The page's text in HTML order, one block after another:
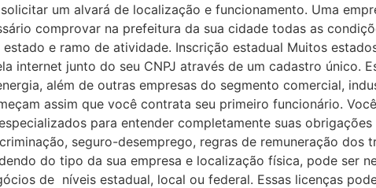
um alvará de localização e funcionamento. Uma
comprovar na prefeitura da sua cidade todas as
e ramo de atividade. Inscrição estadual Muitos
internet junto do seu CNPJ através de um cadastro único.
além de outras empresas do segmento comercial,
assim que você contrata seu primeiro funcionário.
para entender completamente suas
seguro-desemprego, regras de remuneração dos
do tipo da sua empresa e localização física, pode ser
de níveis estadual, local ou federal. Essas licenças